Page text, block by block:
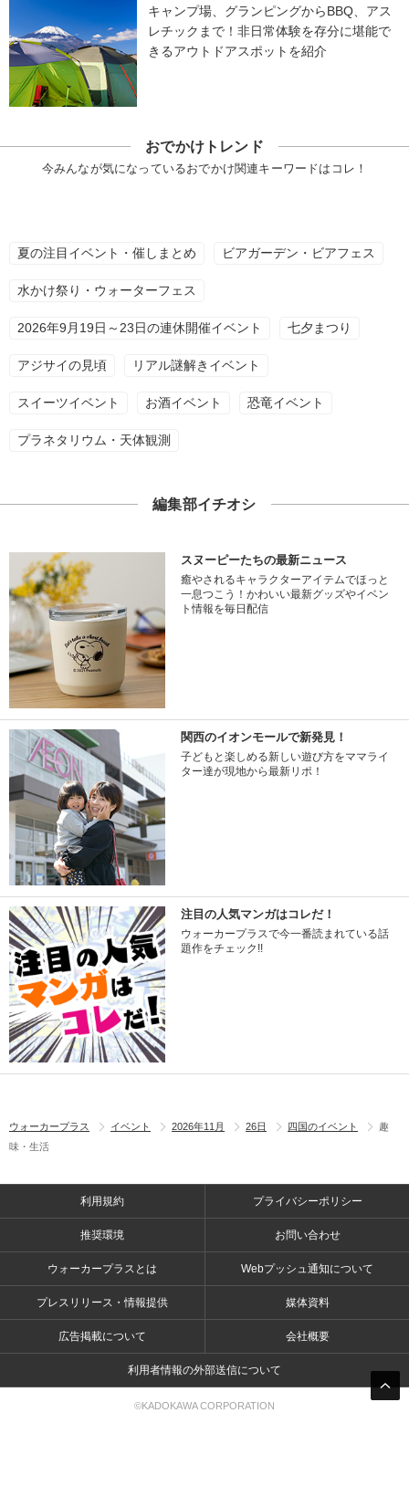
キャンプ場、グランピングからBBQ、アス
レチックまで！非日常体験を存分に堪能で
きるアウトドアスポットを紹介
おでかけトレンド
今みんなが気になっているおでかけ関連キーワードはコレ！
夏の注目イベント・催しまとめ ビアガーデン・ビアフェス
水かけ祭り・ウォーターフェス
2026年9月19日～23日の連休開催イベント 七夕まつり
アジサイの見頃 リアル謎解きイベント
スイーツイベント お酒イベント 恐竜イベント
プラネタリウム・天体観測
編集部イチオシ
スヌーピーたちの最新ニュース
癒やされるキャラクターアイテムでほっと
一息つこう！かわいい最新グッズやイベン
ト情報を毎日配信
関西のイオンモールで新発見！
子どもと楽しめる新しい遊び方をママライ
ター達が現地から最新リポ！
注目の人気マンガはコレだ！
ウォーカープラスで今一番読まれている話
題作をチェック!!
ウォーカープラス イベント 2026年11月 26日 四国のイベント
趣
味・生活
利用規約 プライバシーポリシー
推奨環境 お問い合わせ
ウォーカープラスとは Webプッシュ通知について
プレスリリース・情報提供 媒体資料
広告掲載について 会社概要
利用者情報の外部送信について
©KADOKAWA CORPORATION